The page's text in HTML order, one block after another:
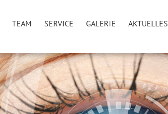
TEAM SERVICE GALERIE AKTUELLES